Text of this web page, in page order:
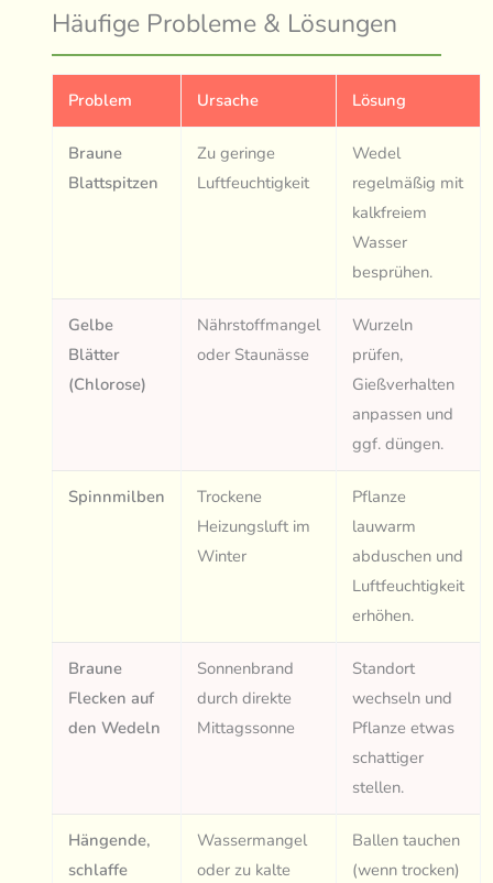
Häufige Probleme & Lösungen
Problem Ursache Lösung
Braune
Blattspitzen
Zu geringe
Luftfeuchtigkeit
Wedel
regelmäßig mit
kalkfreiem
Wasser
besprühen.
Gelbe
Blätter
(Chlorose)
Nährstoffmangel
oder Staunässe
Wurzeln
prüfen,
Gießverhalten
anpassen und
ggf. düngen.
Spinnmilben
Trockene
Heizungsluft im
Winter
Pflanze
lauwarm
abduschen und
Luftfeuchtigkeit
erhöhen.
Braune
Flecken auf
den Wedeln
Sonnenbrand
durch direkte
Mittagssonne
Standort
wechseln und
Pflanze etwas
schattiger
stellen.
Hängende,
schlaffe
Wassermangel
oder zu kalte
Ballen tauchen
(wenn trocken)